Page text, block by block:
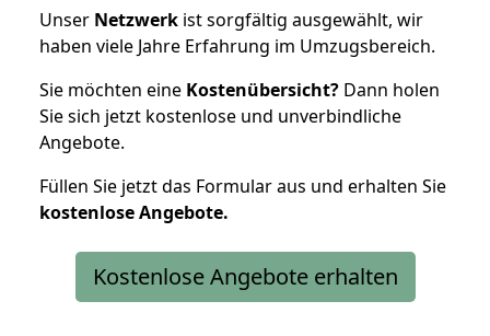
Unser Netzwerk ist sorgfältig ausgewählt, wir
haben viele Jahre Erfahrung im Umzugsbereich.
Sie möchten eine Kostenübersicht? Dann holen
Sie sich jetzt kostenlose und unverbindliche
Angebote.
Füllen Sie jetzt das Formular aus und erhalten Sie
kostenloseAngebote.
Kostenlose Angebote erhalten